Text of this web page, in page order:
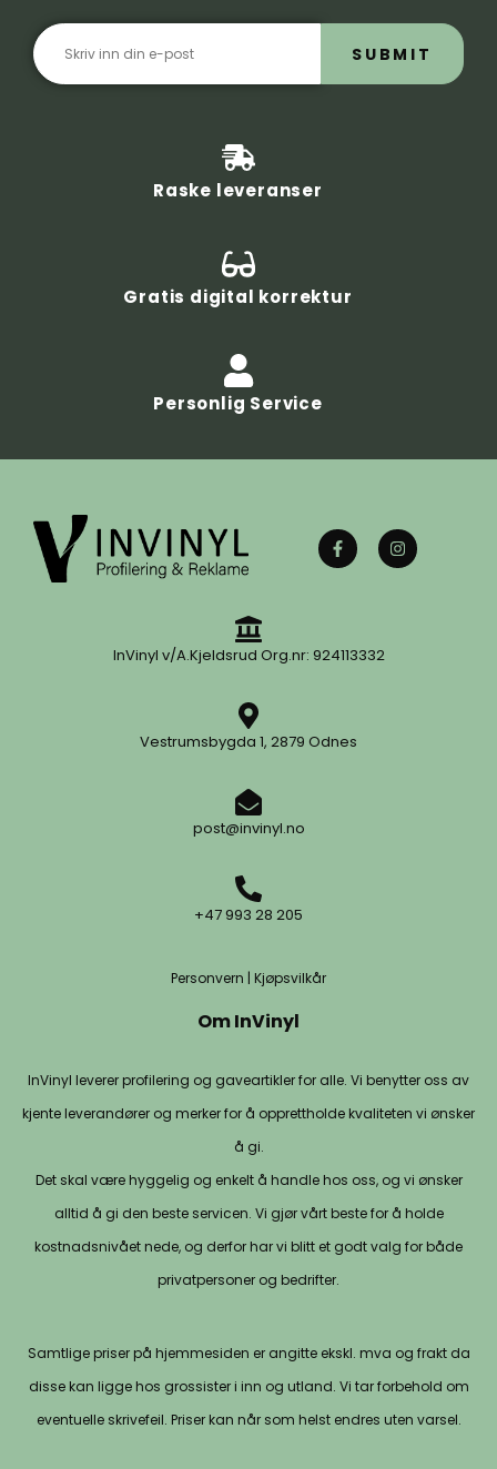
SUBMIT
Raske leveranser
Gratis digital korrektur
Personlig Service
InVinyl v/A.Kjeldsrud Org.nr: 924113332
Vestrumsbygda 1, 2879 Odnes
post@invinyl.no
+47 993 28 205
Personvern | Kjøpsvilkår
Om InVinyl
InVinyl leverer profilering og gaveartikler for alle. Vi benytter oss av
kjente leverandører og merker for å opprettholde kvaliteten vi ønsker
å gi.
Det skal være hyggelig og enkelt å handle hos oss, og vi ønsker
alltid å gi den beste servicen. Vi gjør vårt beste for å holde
kostnadsnivået nede, og derfor har vi blitt et godt valg for både
privatpersoner og bedrifter.
Samtlige priser på hjemmesiden er angitte ekskl. mva og frakt da
disse kan ligge hos grossister i inn og utland. Vi tar forbehold om
eventuelle skrivefeil. Priser kan når som helst endres uten varsel.